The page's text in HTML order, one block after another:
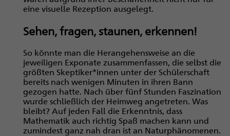
eine visuelle Rezeption ausgelegt.
Sehen, fragen, staunen, erkennen!
So könnte man die Herangehensweise an die
jeweiligen Exponate zusammenfassen, die selbst die
größten Skeptiker*innen unter der Schülerschaft
bereits nach wenigen Minuten in ihren Bann
gezogen hatte. Nach über fünf Stunden Faszination
wurde schließlich der Heimweg angetreten. Was
bleibt? Auf jeden Fall die Erkenntnis, dass
Mathematik auch richtig Spaß machen kann und
zumindest ganz nah dran ist an Naturphänomenen.